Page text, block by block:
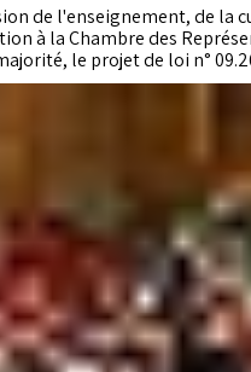
de l'enseignement, de la
à la Chambre des
le projet de loi n°
du Conseil national de la